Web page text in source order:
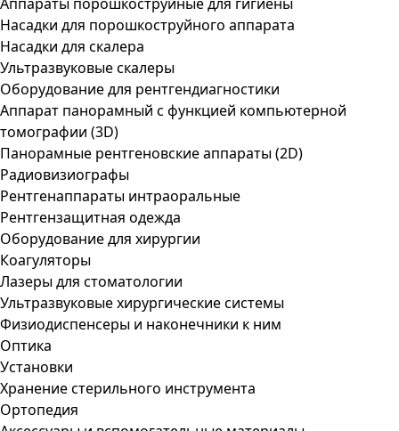
Насадки для порошкоструйного аппарата
Насадки для скалера
Ультразвуковые скалеры
Оборудование для рентгендиагностики
Аппарат панорамный с функцией компьютерной
томографии (3D)
Панорамные рентгеновские аппараты (2D)
Радиовизиографы
Рентгенаппараты интраоральные
Рентгензащитная одежда
Оборудование для хирургии
Коагуляторы
Лазеры для стоматологии
Ультразвуковые хирургические системы
Физиодиспенсеры и наконечники к ним
Оптика
Установки
Хранение стерильного инструмента
Ортопедия